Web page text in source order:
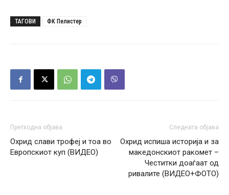
ТАГОВИ ФК Пелистер
Претходна објава
Охрид слави трофеј и тоа во
Европскиот куп (ВИДЕО)
Следната објава
Охрид испиша историја и за
македонскиот ракомет –
Честитки доаѓаат од
ривалите (ВИДЕО+ФОТО)